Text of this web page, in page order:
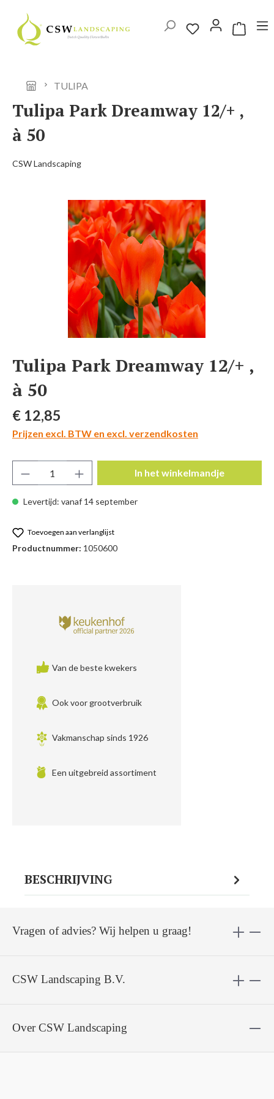
Ga naar de hoofdinhoud
TULIPA
Tulipa Park Dreamway 12/+ ,
à 50
CSW Landscaping
Afbeeldingengalerij overslaan
Tulipa Park Dreamway 12/+ ,
à 50
Normale prijs:
€ 12,85
Prijzen excl. BTW en excl. verzendkosten
Levertijd: vanaf 14 september
Producthoeveelheid: Voer de gewenste
In het winkelmandje
Toevoegen aan verlanglijst
Productnummer: 1050600
Van de beste kwekers
Ook voor grootverbruik
Vakmanschap sinds 1926
Een uitgebreid assortiment
BESCHRIJVING
CSW Landscaping B.V.
Vragen of advies? Wij helpen u graag!
Over CSW Landscaping